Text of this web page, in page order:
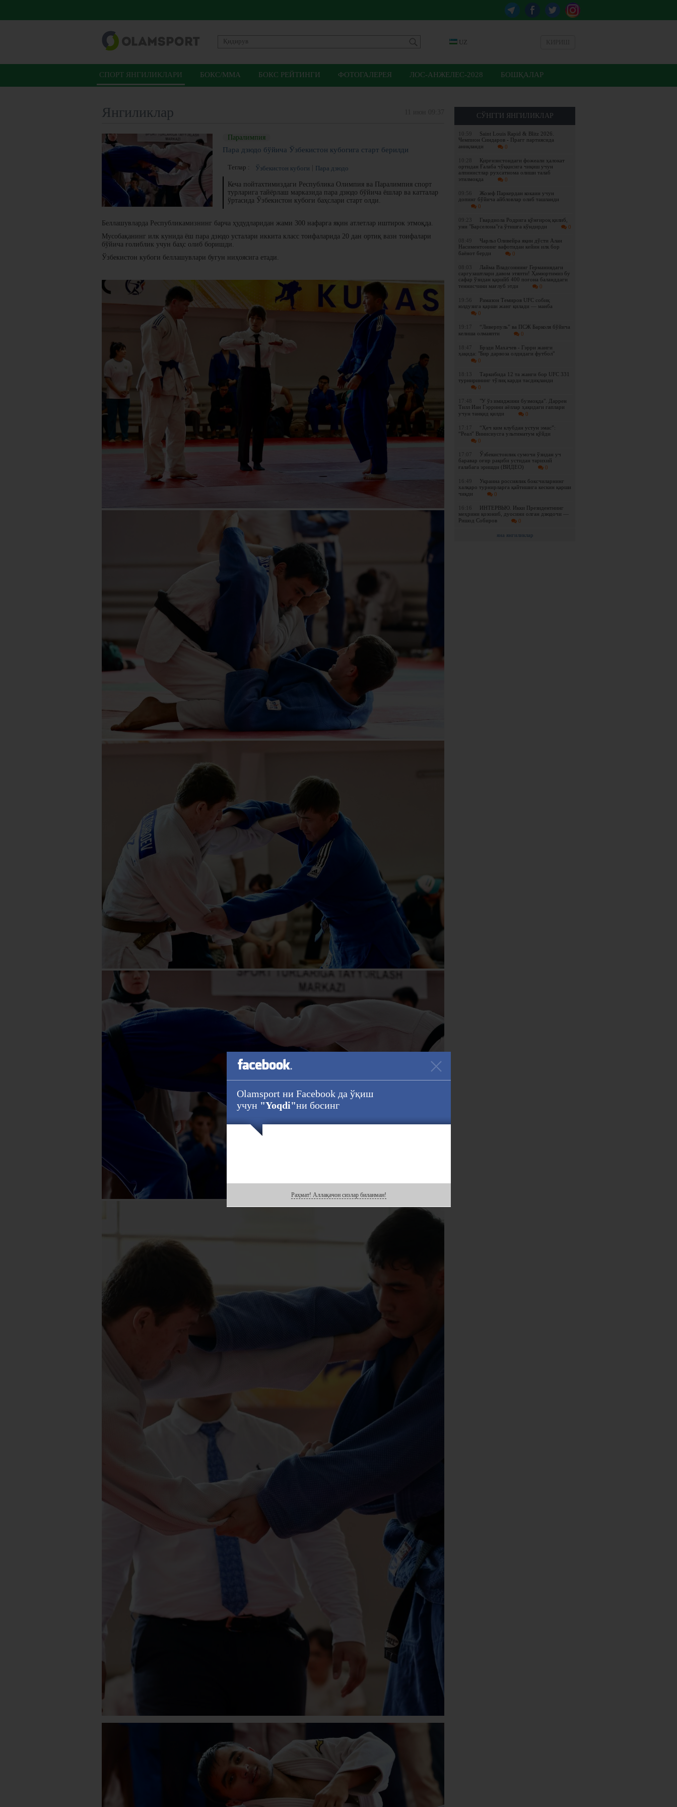
UZ
СПОРТ ЯНГИЛИКЛАРИ БОКС/ММА БОКС РЕЙТИНГИ ФОТОГАЛЕРЕЯ ЛОС-АНЖЕЛЕС-2028 БОШҚАЛАР
СЎНГГИ ЯНГИЛИКЛАР
10:59
Saint Louis Rapid & Blitz 2026.
Чемпион Синдаров - Прагг партиясида
аниқланди
0
10:28
Қирғизистондаги фожеали ҳалокат
ортидан Ғалаба чўққисига чиқиш учун
алпинистлар рухсатнома олиши талаб
этилмоқда
0
09:56
Жозеф Паркердан кокаин учун
допинг бўйича айбловлар олиб ташланди
0
09:23
Гвардиола Родрига қўнғироқ қилиб,
уни "Барселона"га ўтишга кўндирди
0
08:49
Чарльз Оливейра яқин дўсти Алан
Насиментонинг вафотидан кейин илк бор
баёнот берди
0
08:03
Лайма Владсоннинг Германиядаги
саргузаштлари давом этяпти! Ҳамюртимиз бу
сафар ўзидан қарийб 400 поғона баланддаги
теннисчини мағлуб этди
0
19:56
Рамазон Темиров UFC собиқ
юлдузига қарши жанг қилади — манба
0
19:17
“Ливерпуль” ва ПСЖ Барколя бўйича
келиша олмаяпти
0
18:47
Брэди Махачев - Гэрри жанги
ҳақида: "Бир дарвоза олдидаги футбол"
0
18:13
Таркибида 12 та жанги бор UFC 331
турнирининг тўлиқ карди тасдиқланди
0
17:48
"У ўз имиджини бузмоқда". Даррен
Тилл Иан Гэррини аёллар ҳақидаги гаплари
учун танқид қилди
0
17:17
“Ҳеч ким клубдан устун эмас”:
“Реал” Винисиусга ультиматум қўйди
0
17:07
Ўзбекистонлик сумочи ўзидан уч
баравар оғир рақиби устидан тарихий
ғалабага эришди (ВИДЕО)
0
16:49
Украина россиялик боксчиларнинг
халқаро турнирларга қайтишига кескин қарши
чиқди
0
16:16
ИНТЕРВЬЮ. Икки Президентнинг
меҳрини қозониб, дуосини олган дзюдочи —
Ришод Собиров
0
яна янгиликлар
Янгиликлар
Паралимпия
Пара дзюдо бўйича Ўзбекистон кубогига старт берилди
Теглар : Ўзбекистон кубоги Пара дзюдо
Кеча пойтахтимиздаги Республика Олимпия ва Паралимпия спорт
турларига тайёрлаш марказида пара дзюдо бўйича ёшлар ва катталар
ўртасида Ўзбекистон кубоги баҳслари старт олди.
Беллашувларда Республикамизнинг барча ҳудудларидан жами 300 нафарга яқин атлетлар иштирок этмоқда.
Мусобақанинг илк кунида ёш пара дзюдо усталари иккита класс тоифаларида 20 дан ортиқ вазн тоифалари
бўйича ғолиблик учун баҳс олиб боришди.
Ўзбекистон кубоги беллашувлари бугун ниҳоясига етади.
Olamsport ни Facebook да ўқиш
учун "Yoqdi"ни босинг
Раҳмат! Аллақачон сизлар биланман!